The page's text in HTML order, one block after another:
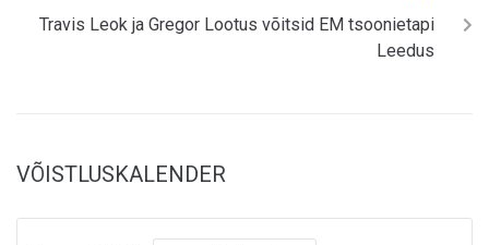
Travis Leok ja Gregor Lootus võitsid EM tsoonietapi
Leedus
VÕISTLUSKALENDER